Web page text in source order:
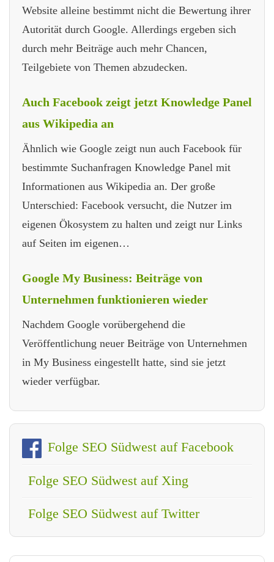
Website alleine bestimmt nicht die Bewertung ihrer
Autorität durch Google. Allerdings ergeben sich
durch mehr Beiträge auch mehr Chancen,
Teilgebiete von Themen abzudecken.
Auch Facebook zeigt jetzt Knowledge Panel
aus Wikipedia an
Ähnlich wie Google zeigt nun auch Facebook für
bestimmte Suchanfragen Knowledge Panel mit
Informationen aus Wikipedia an. Der große
Unterschied: Facebook versucht, die Nutzer im
eigenen Ökosystem zu halten und zeigt nur Links
auf Seiten im eigenen…
Google My Business: Beiträge von
Unternehmen funktionieren wieder
Nachdem Google vorübergehend die
Veröffentlichung neuer Beiträge von Unternehmen
in My Business eingestellt hatte, sind sie jetzt
wieder verfügbar.
Folge SEO Südwest auf Facebook
Folge SEO Südwest auf Xing
Folge SEO Südwest auf Twitter